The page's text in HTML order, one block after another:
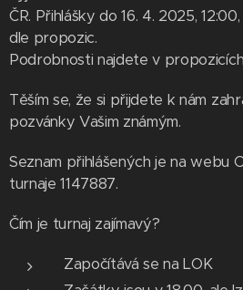
ČR. Přihlášky do 16. 4. 2025,
dle propozic.
Podrobnosti najdete v
Těším se, že si přijdete k nám
pozvánky Vašim známým.
Seznam přihlášených je na webu
turnaje 1147887.
Čím je turnaj zajímavý?
Započítává se na LOK